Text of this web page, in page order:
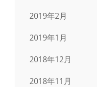
2019年2月
2019年1月
2018年12月
2018年11月